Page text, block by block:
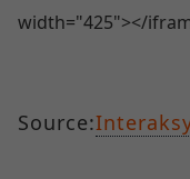
width="425"></
Source: